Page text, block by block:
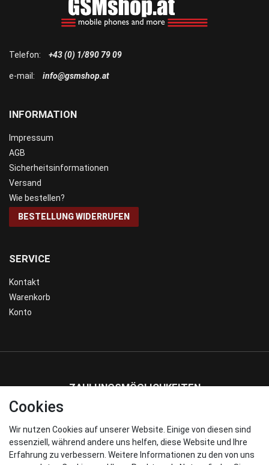
SERVICE
Kontakt
Warenkorb
Konto
INFORMATION
Impressum
AGB
Sicherheitsinformationen
Versand
Wie bestellen?
BESTELLUNG WIDERRUFEN
Telefon: +43 (0) 1/890 79 09
e-mail: info@gsmshop.at
ZAHLUNGSMÖGLICHKEITEN
WIR VERSENDEN MIT
Cookies
Wir nutzen Cookies auf unserer Website. Einige von diesen sind
essenziell, während andere uns helfen, diese Website und Ihre
Erfahrung zu verbessern. Weitere Informationen zu den von uns